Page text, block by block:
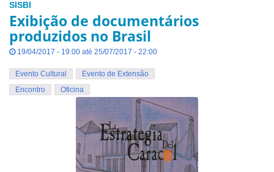
SISBI
Exibição de documentários
produzidos no Brasil
19/04/2017 - 19:00 até 25/07/2017 - 22:00
Evento Cultural
Evento de Extensão
Encontro
Oficina